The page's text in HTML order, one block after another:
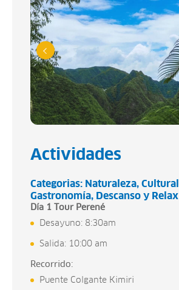
Actividades
Categorias: Naturaleza Cultural
Gastronomía
Descanso y Relax
Día 1 Tour Perené
Desayuno: 8:30am
Salida: 10:00 am
Recorrido:
Puente Colgante Kimiri